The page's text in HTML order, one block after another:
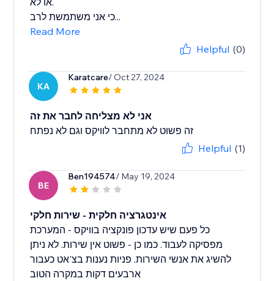
כי אני משתמשת לרב...
Read More
Helpful (0)
KA
Karatcare/ Oct 27, 2024
אני לא מצליחה לחבר את זה
זה פשוט לא מתחבר לוויקס וגם לא נפתח
Helpful (1)
BE
Ben194574/ May 19, 2024
אינטגרציה חלקית - שירות חלקי
כל פעם שיש עדכון פונקציה בוויקס - המערכת
מפסיקה לעבוד. כמו כן - פשוט אין שירות. לא ניתן
להשיג את אנשי השירות. פניות נענות בצ'אט כעבור
ארבעים דקות במקרה הטוב